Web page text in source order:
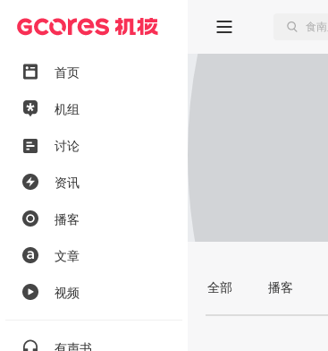
首页
机组
讨论
资讯
播客
文章
视频 全部 播客